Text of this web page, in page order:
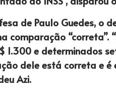
de Paulo Guedes, o
comparação
1.300 e determinados
dele está correta e é
Azi.